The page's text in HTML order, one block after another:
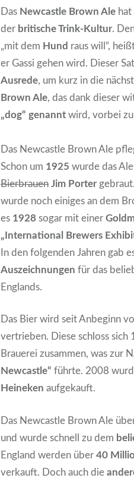
Das Newcastle Brown Ale
der britische Trink-Kultur.
„mit dem Hund raus will“,
er Gassi gehen wird. Dieser
Ausrede, um kurz in die
Brown Ale, das dank dieser
„dog“ genannt wird, vorbei zu
Das Newcastle Brown Ale
Schon um 1925wurde das
Bierbrauen Jim Porter
wurde noch einiges an dem
es 1928 sogar mit einer
„International Brewers
In den folgenden Jahren gab
Auszeichnungen für das
Englands.
Das Bier wird seit Anbeginn
vertrieben. Diese schloss
Brauerei zusammen, was zur
Newcastle“führte. 2008
Heineken aufgekauft.
Das Newcastle Brown Ale
und wurde schnell zu dem
England werden über40
verkauft. Doch auch die